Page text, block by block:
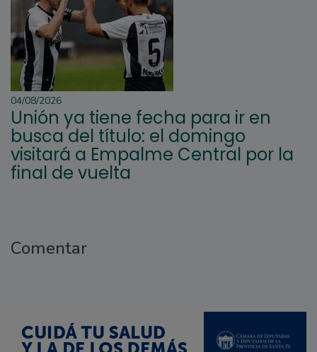
04/08/2026
Unión ya tiene fecha para ir en
busca del título: el domingo
visitará a Empalme Central por la
final de vuelta
Comentar